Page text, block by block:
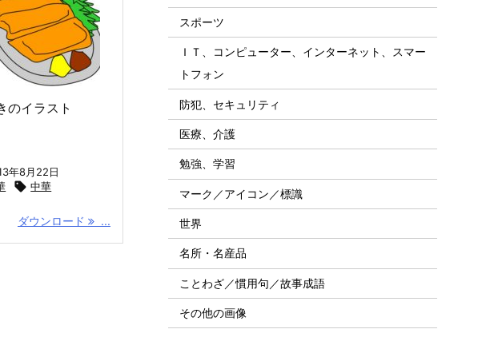
のイラスト
年8月22日
 中華
ダウンロード ...
スポーツ
ＩＴ、コンピューター、インターネット、スマー
トフォン
防犯、セキュリティ
医療、介護
勉強、学習
マーク／アイコン／標識
世界
名所・名産品
ことわざ／慣用句／故事成語
その他の画像